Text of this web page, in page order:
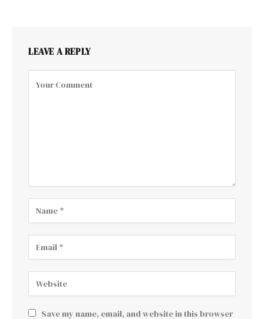
LEAVE A REPLY
Save my name, email, and website in this browser